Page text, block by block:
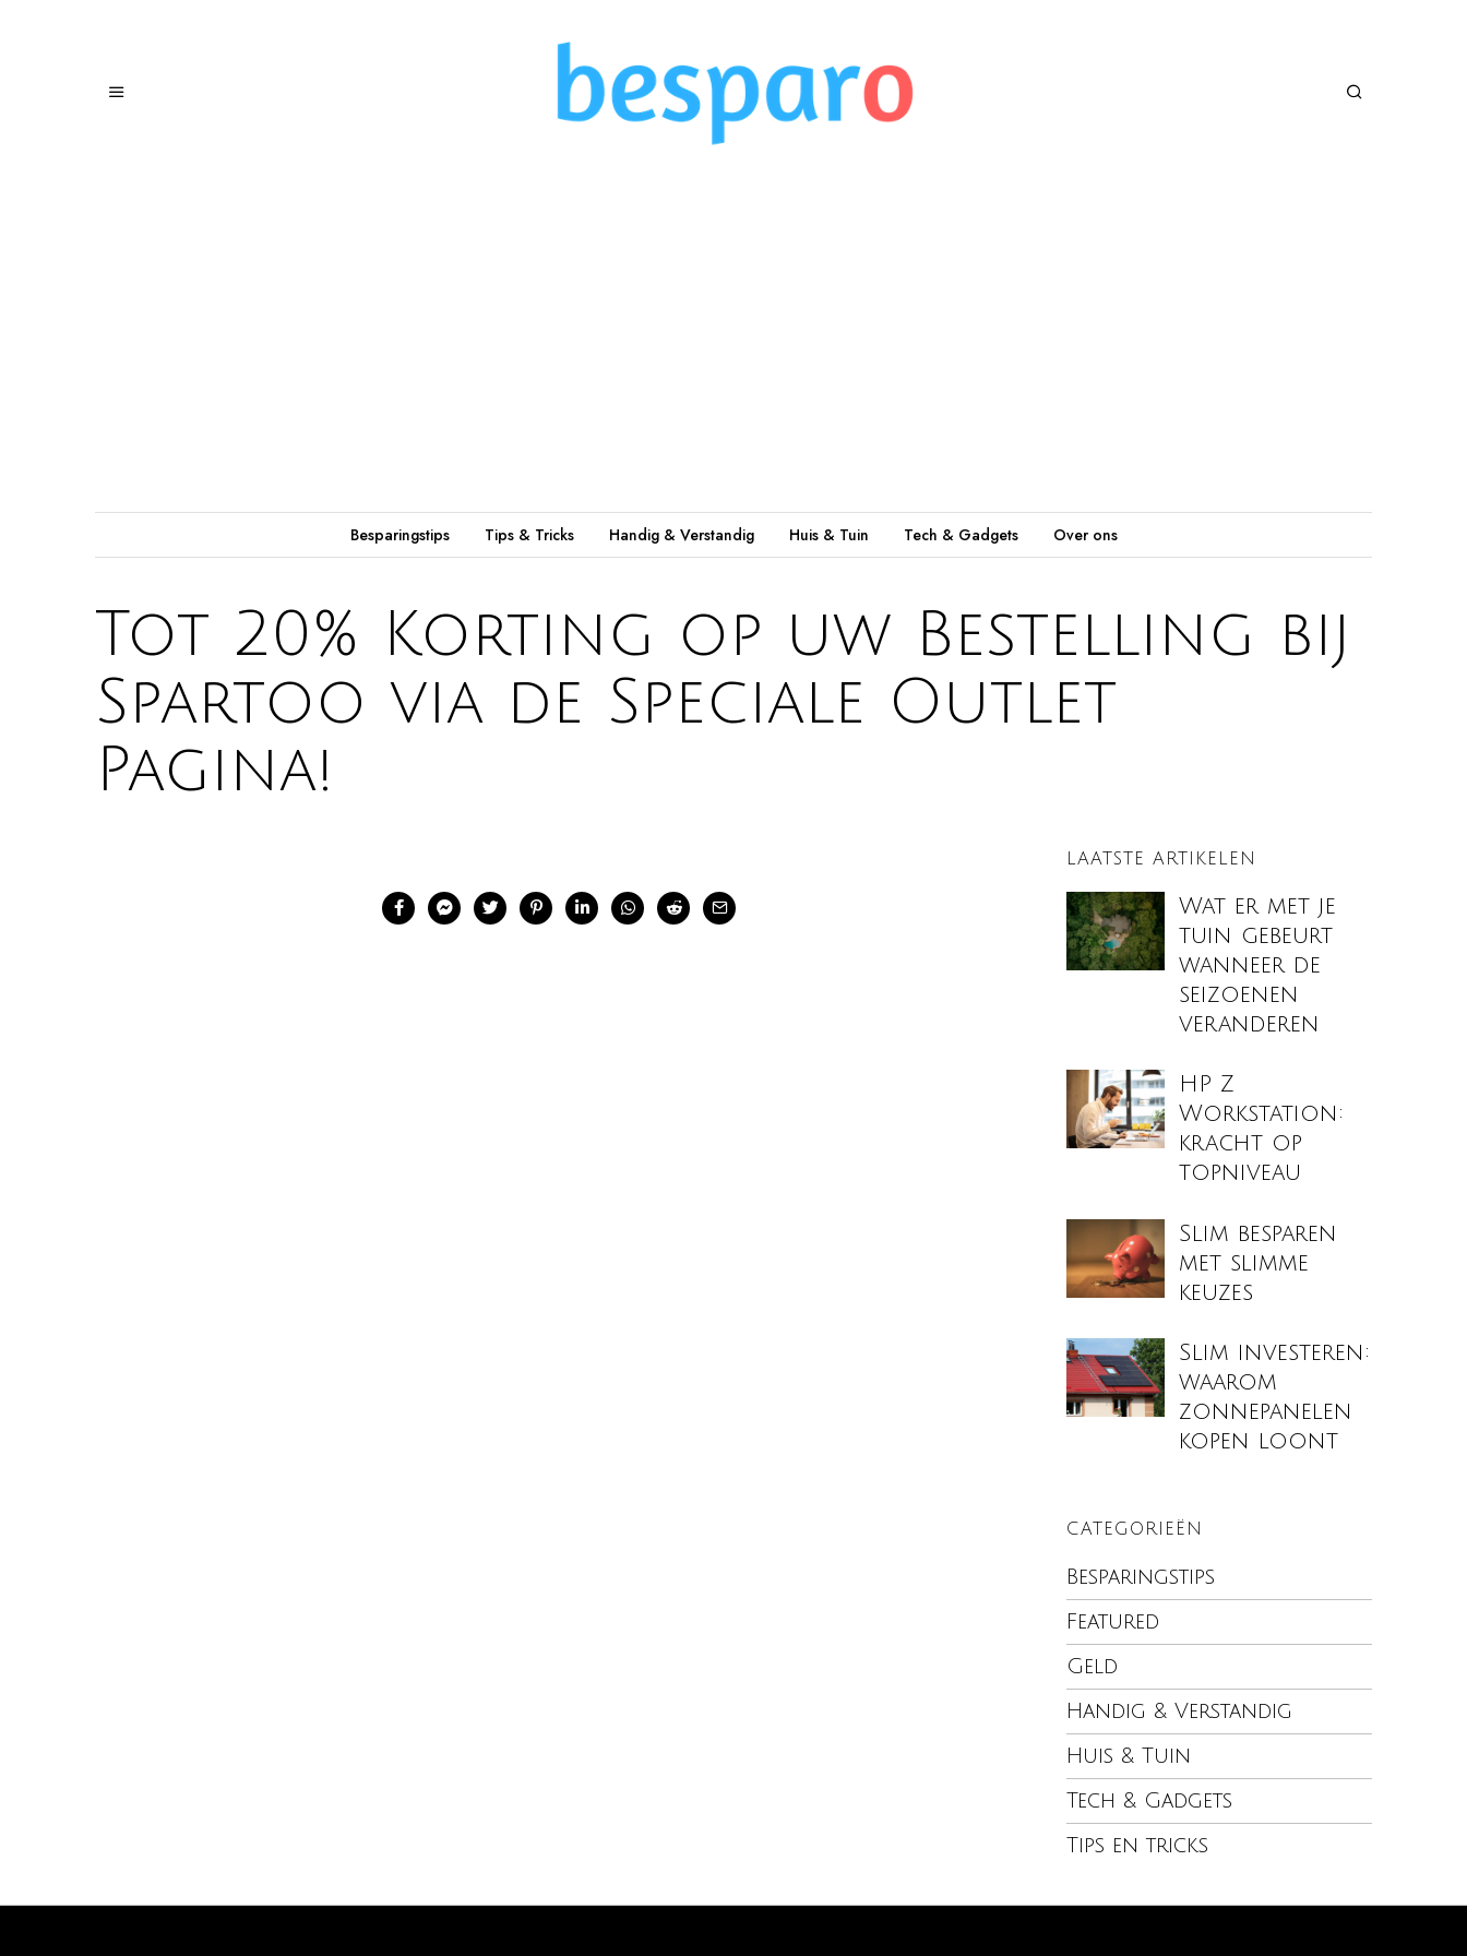
Besparingstips Tips & Tricks Handig & Verstandig Huis & Tuin Tech & Gadgets Over ons
Tot 20% Korting op uw Bestelling bij
Spartoo via de Speciale Outlet
Pagina!
LAATSTE ARTIKELEN
Wat er met je
tuin gebeurt
wanneer de
seizoenen
veranderen
HP Z
Workstation:
kracht op
topniveau
Slim besparen
met slimme
keuzes
Slim investeren:
waarom
zonnepanelen
kopen loont
CATEGORIEËN
Besparingstips
Featured
Geld
Handig & Verstandig
Huis & Tuin
Tech & Gadgets
Tips en tricks